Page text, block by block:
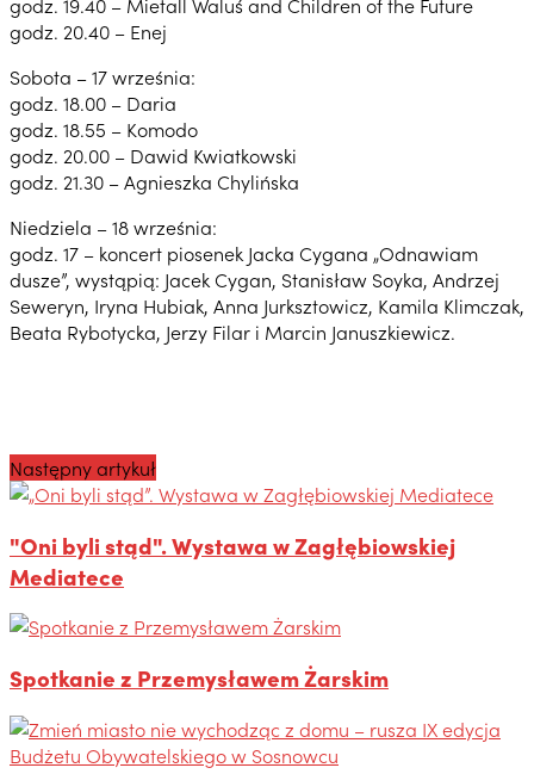
godz. 20.40 – Enej
Sobota – 17 września:
godz. 18.00 – Daria
godz. 18.55 – Komodo
godz. 20.00 – Dawid Kwiatkowski
godz. 21.30 – Agnieszka Chylińska
Niedziela – 18 września:
godz. 17 – koncert piosenek Jacka Cygana „Odnawiam
dusze”, wystąpią: Jacek Cygan, Stanisław Soyka, Andrzej
Seweryn, Iryna Hubiak, Anna Jurksztowicz, Kamila Klimczak,
Beata Rybotycka, Jerzy Filar i Marcin Januszkiewicz.
Następny artykuł
"Oni byli stąd". Wystawa w Zagłębiowskiej
Mediatece
Spotkanie z Przemysławem Żarskim